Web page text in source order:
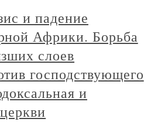
и падение
Африки. Борьба
слоев
господствующего
и